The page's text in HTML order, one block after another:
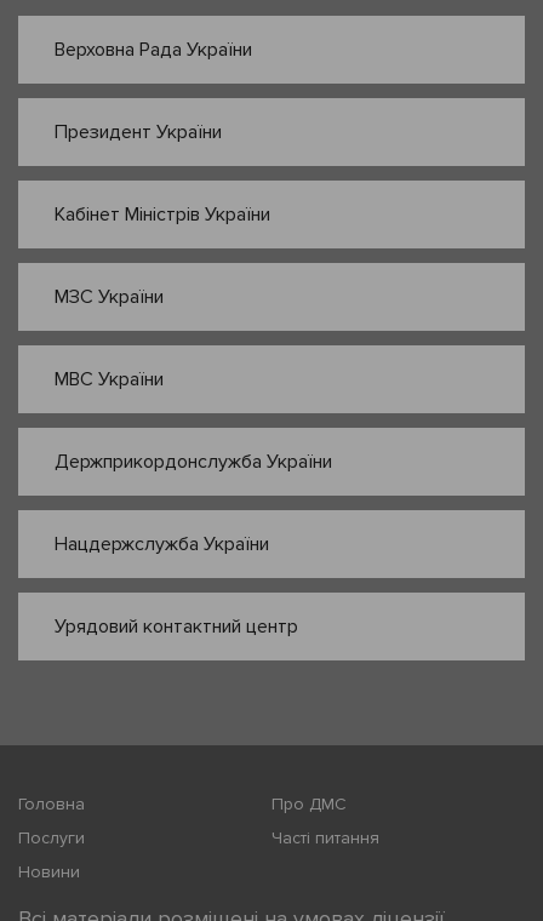
Верховна Рада України
Президент України
Кабінет Міністрів України
МЗС України
МВС України
Держприкордонслужба України
Нацдержслужба України
Урядовий контактний центр
Головна
Про ДМС
Послуги
Часті питання
Новини